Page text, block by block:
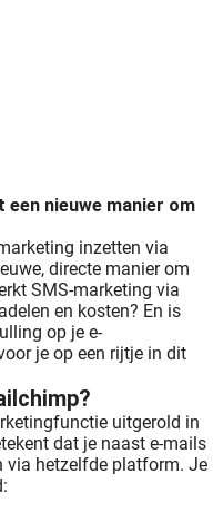
nieuwe manier om
inzetten via
directe manier om
SMS-marketing via
en kosten? En is
op je e-
je op een rijtje in dit
uitgerold in
dat je naast e-mails
via hetzelfde platform. Je